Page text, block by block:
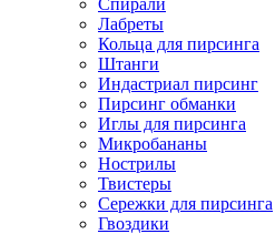
Спирали
Лабреты
Кольца для пирсинга
Штанги
Индастриал пирсинг
Пирсинг обманки
Иглы для пирсинга
Микробананы
Нострилы
Твистеры
Сережки для пирсинга
Гвоздики